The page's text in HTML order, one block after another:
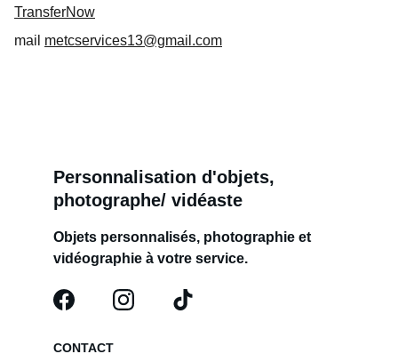
TransferNow
mail metcservices13@gmail.com
Personnalisation d'objets,
photographe/ vidéaste
Objets personnalisés, photographie et
vidéographie à votre service.
CONTACT